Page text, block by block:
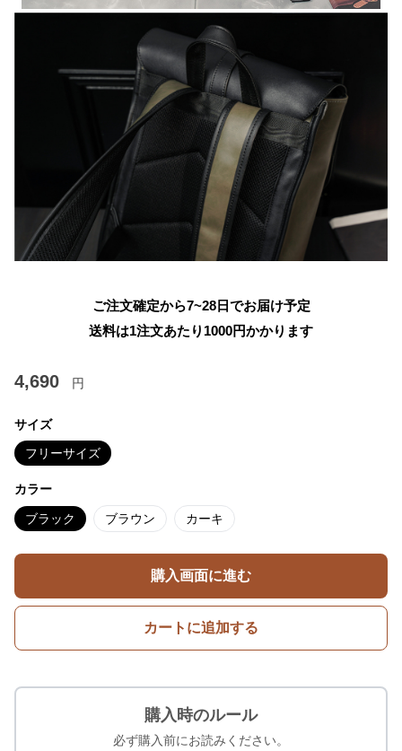
ご注文確定から7~28日でお届け予定
送料は1注文あたり 1000円かかります
4,690 円
サイズ
フリーサイズ
カラー
ブラック ブラウン カーキ
購入画面に進む
カートに追加する
購入時のルール
必ず購入前にお読みください。